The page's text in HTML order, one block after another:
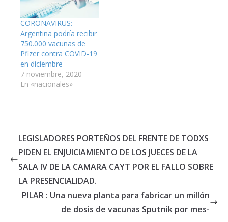
CORONAVIRUS:
Argentina podría recibir
750.000 vacunas de
Pfizer contra COVID-19
en diciembre
7 noviembre, 2020
En «nacionales»
LEGISLADORES PORTEÑOS DEL FRENTE DE TODXS
PIDEN EL ENJUICIAMIENTO DE LOS JUECES DE LA
SALA IV DE LA CAMARA CAYT POR EL FALLO SOBRE
LA PRESENCIALIDAD.
PILAR : Una nueva planta para fabricar un millón
de dosis de vacunas Sputnik por mes-